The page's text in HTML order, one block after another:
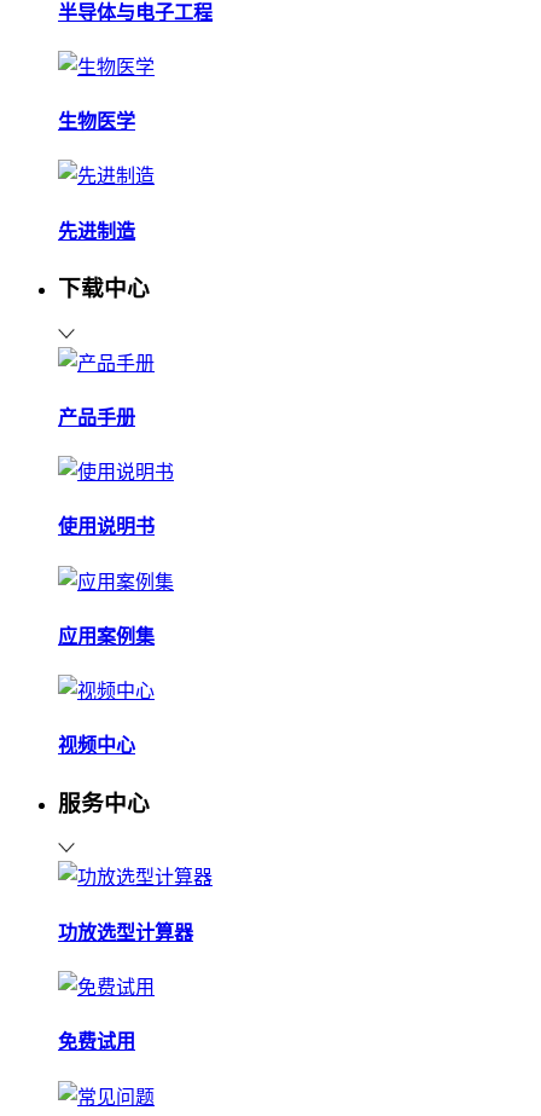
半导体与电子工程
生物医学
先进制造
下载中心
产品手册
使用说明书
应用案例集
视频中心
服务中心
功放选型计算器
免费试用